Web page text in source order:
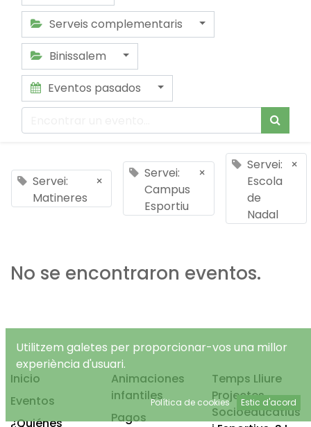
Serveis complementaris
Binissalem
Eventos pasados
Servei:
Matineres
×
Servei:
Campus
Esportiu
×
Servei:
Escola
de
Nadal
×
No se encontraron eventos.
Inicio
Eventos
¿Quiénes
Animaciones
infantiles
Pagos
Temps Lliure
Projectes
Socioeducatius
Utilitzem galetes per proporcionar-vos una millor
experiència d'usuari.
Política de cookies Estic d'acord